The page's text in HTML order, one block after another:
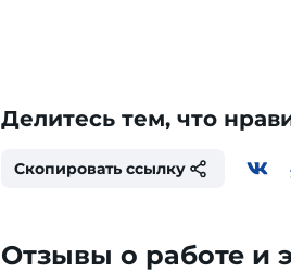
Делитесь тем, что
Скопировать ссылку
Отзывы о работе и